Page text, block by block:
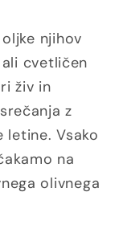
njihov
cvetličen
živ in
z
letine. Vsako
na
olivnega